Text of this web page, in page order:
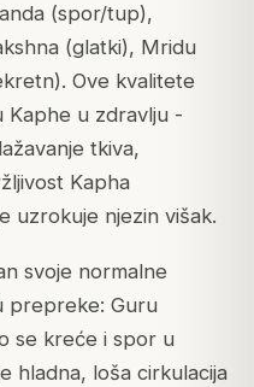
(spor/tup),
(glatki), Mridu
Ove kvalitete
Kaphe u zdravlju -
tkiva,
Kapha
uzrokuje njezin višak.
svoje normalne
prepreke: Guru
se kreće i spor u
hladna, loša cirkulacija